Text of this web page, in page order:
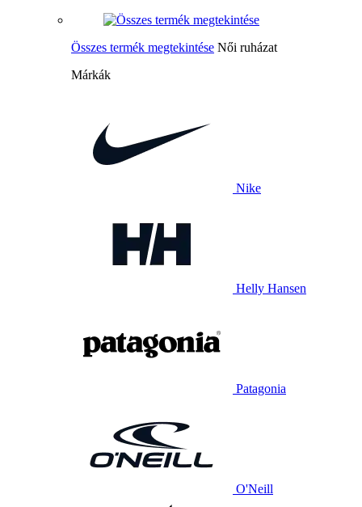
Összes termék megtekintése Női ruházat
Márkák
Nike
Helly Hansen
Patagonia
O'Neill